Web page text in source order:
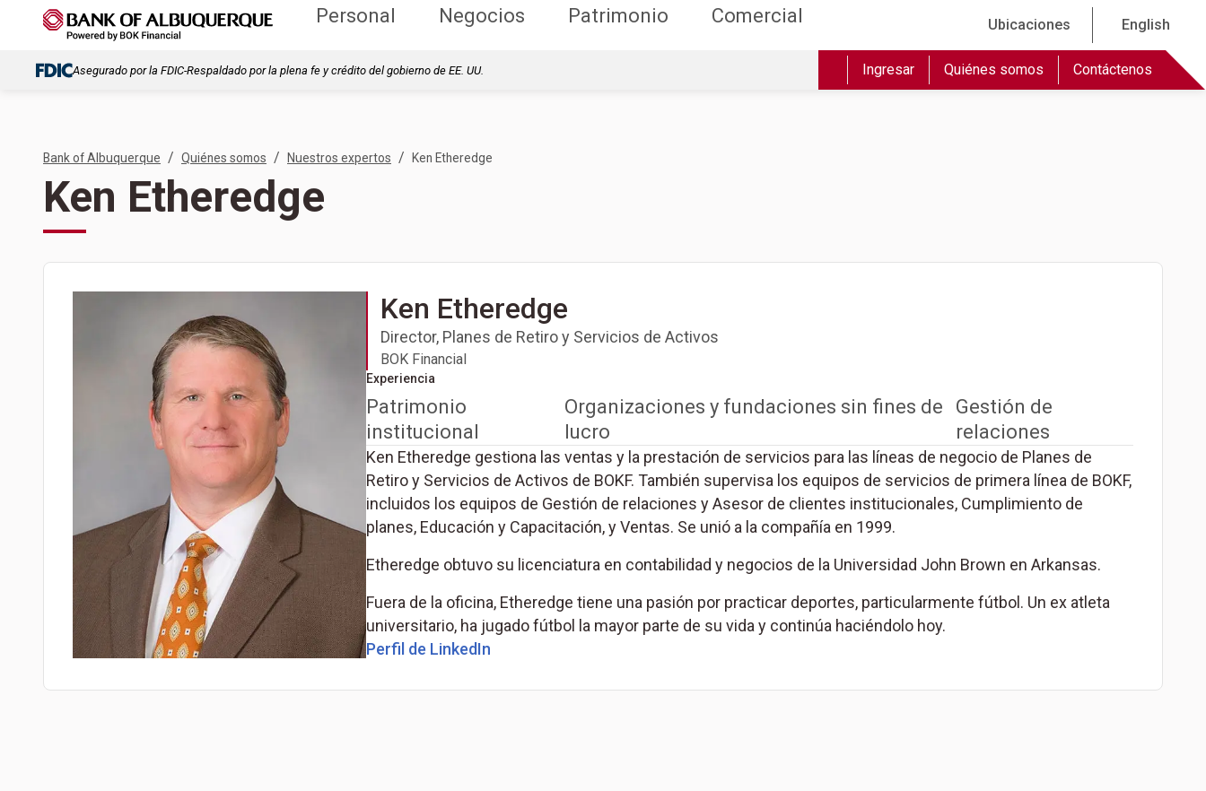
Personal Negocios Patrimonio Comercial Ubicaciones English
Asegurado por la FDIC-Respaldado por la plena fe y crédito del gobierno de EE. UU. Ingresar Quiénes somos Contáctenos
Bank of Albuquerque / Quiénes somos / Nuestros expertos / Ken Etheredge
Ken Etheredge
Ken Etheredge
Director, Planes de Retiro y Servicios de Activos
BOK Financial
Experiencia
Patrimonio
institucional
Organizaciones y fundaciones sin fines de
lucro
Gestión de
relaciones
Ken Etheredge gestiona las ventas y la prestación de servicios para las líneas de negocio de Planes de
Retiro y Servicios de Activos de BOKF. También supervisa los equipos de servicios de primera línea de BOKF,
incluidos los equipos de Gestión de relaciones y Asesor de clientes institucionales, Cumplimiento de
planes, Educación y Capacitación, y Ventas. Se unió a la compañía en 1999.
Etheredge obtuvo su licenciatura en contabilidad y negocios de la Universidad John Brown en Arkansas.
Fuera de la oficina, Etheredge tiene una pasión por practicar deportes, particularmente fútbol. Un ex atleta
universitario, ha jugado fútbol la mayor parte de su vida y continúa haciéndolo hoy.
Perfil de LinkedIn